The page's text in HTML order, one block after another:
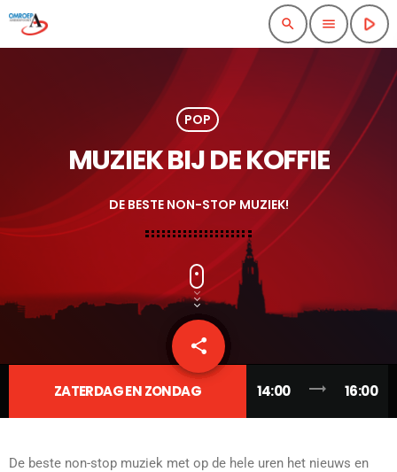
search menu play_arrow
POP
MUZIEK BIJ DE KOFFIE
DE BESTE NON-STOP MUZIEK!
share
email
ZATERDAG EN ZONDAG 14:00 trending_flat 16:00
De beste non-stop muziek met op de hele uren het nieuws en